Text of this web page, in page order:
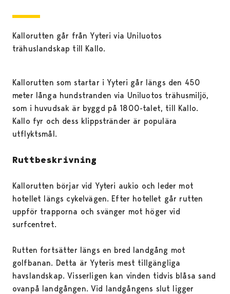
Kallorutten går från Yyteri via Uniluotos
trähuslandskap till Kallo.
Kallorutten som startar i Yyteri går längs den 450
meter långa hundstranden via Uniluotos trähusmiljö,
som i huvudsak är byggd på 1800-talet, till Kallo.
Kallo fyr och dess klippstränder är populära
utflyktsmål.
Ruttbeskrivning
Kallorutten börjar vid Yyteri aukio och leder mot
hotellet längs cykelvägen. Efter hotellet går rutten
uppför trapporna och svänger mot höger vid
surfcentret.
Rutten fortsätter längs en bred landgång mot
golfbanan. Detta är Yyteris mest tillgängliga
havslandskap. Visserligen kan vinden tidvis blåsa sand
ovanpå landgången. Vid landgångens slut ligger